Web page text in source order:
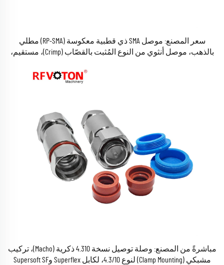
سعر المصنع: موصل SMA ذي قطبية معكوسة (RP-SMA) مطلي
بالذهب، موصل أنثوي من النوع المُثبت بالقصّاب (Crimp)، مستقيم،
مباشرةً من المصنع: وصلة توصيل نسخة 4.310 ذكرية (Macho)، تركيب
مشبكي (Clamp Mounting) لنوع 4.3/10، لكابل Superflex وSupersoft SF